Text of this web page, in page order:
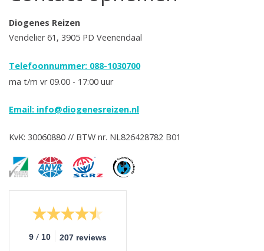
Diogenes Reizen
Vendelier 61, 3905 PD Veenendaal
Telefoonnummer: 088-1030700
ma t/m vr 09.00 - 17:00 uur
Email: info@diogenesreizen.nl
KvK: 30060880 // BTW nr. NL826428782 B01
9 / 10 207 reviews